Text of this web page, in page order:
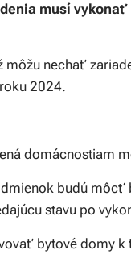
musí
môžu nechať
2024.
domácnostiam
budú
stavu po
bytové domy k